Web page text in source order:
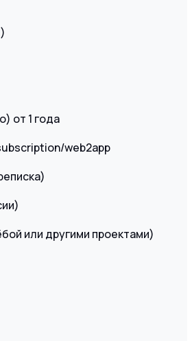
от 1 года
web2app
или другими проектами)